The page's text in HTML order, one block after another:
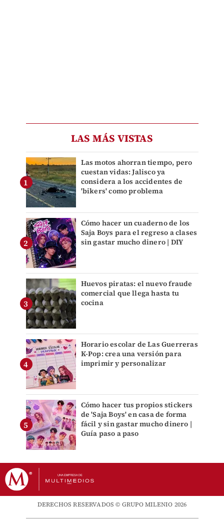
LAS MÁS VISTAS
Las motos ahorran tiempo, pero
cuestan vidas: Jalisco ya
considera a los accidentes de
'bikers' como problema
Cómo hacer un cuaderno de los
Saja Boys para el regreso a clases
sin gastar mucho dinero | DIY
Huevos piratas: el nuevo fraude
comercial que llega hasta tu
cocina
Horario escolar de Las Guerreras
K-Pop: crea una versión para
imprimir y personalizar
Cómo hacer tus propios stickers
de 'Saja Boys' en casa de forma
fácil y sin gastar mucho dinero |
Guía paso a paso
DERECHOS RESERVADOS © GRUPO MILENIO 2026